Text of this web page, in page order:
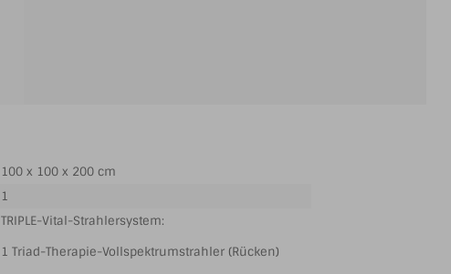
100 x 100 x 200 cm
1
TRIPLE-Vital-Strahlersystem:
1 Triad-Therapie-Vollspektrumstrahler (Rücken)